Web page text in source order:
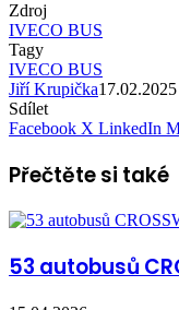
Zdroj
IVECO BUS
Tagy
IVECO BUS
Jiří Krupička17.02.2025
Sdílet
Facebook X LinkedIn
Přečtěte si také
53 autobusů